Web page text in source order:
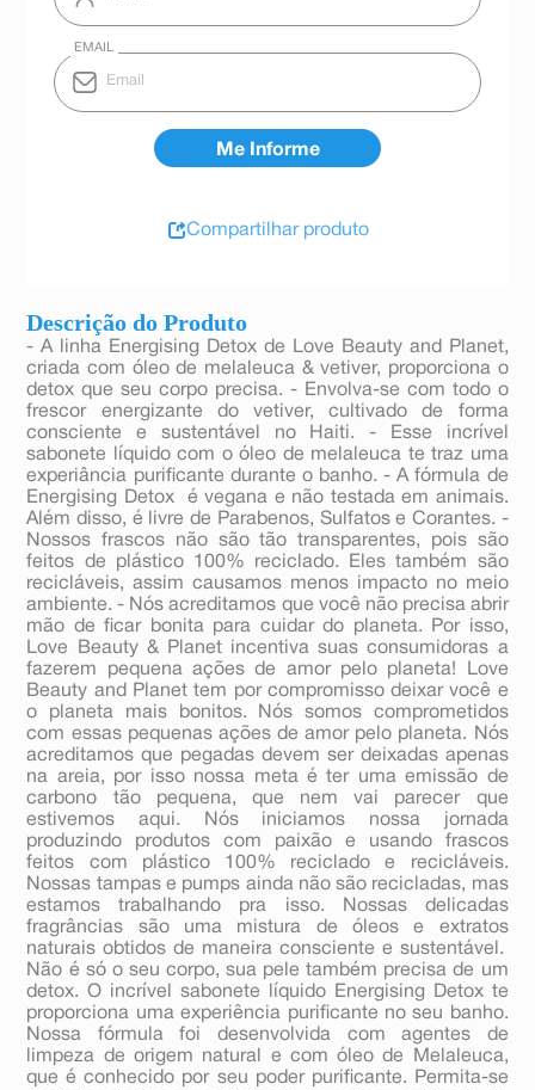
Descrição do Produto
- A linha Energising Detox de Love Beauty and Planet,
criada com óleo de melaleuca & vetiver, proporciona o
detox que seu corpo precisa. - Envolva-se com todo o
frescor energizante do vetiver, cultivado de forma
consciente e sustentável no Haiti. - Esse incrível
sabonete líquido com o óleo de melaleuca te traz uma
experiância purificante durante o banho. - A fórmula de
Energising Detox é vegana e não testada em animais.
Além disso, é livre de Parabenos, Sulfatos e Corantes. -
Nossos frascos não são tão transparentes, pois são
feitos de plástico 100% reciclado. Eles também são
recicláveis, assim causamos menos impacto no meio
ambiente. - Nós acreditamos que você não precisa abrir
mão de ficar bonita para cuidar do planeta. Por isso,
Love Beauty & Planet incentiva suas consumidoras a
fazerem pequena ações de amor pelo planeta! Love
Beauty and Planet tem por compromisso deixar você e
o planeta mais bonitos. Nós somos comprometidos
com essas pequenas ações de amor pelo planeta. Nós
acreditamos que pegadas devem ser deixadas apenas
na areia, por isso nossa meta é ter uma emissão de
carbono tão pequena, que nem vai parecer que
estivemos aqui. Nós iniciamos nossa jornada
produzindo produtos com paixão e usando frascos
feitos com plástico 100% reciclado e recicláveis.
Nossas tampas e pumps ainda não são recicladas, mas
estamos trabalhando pra isso. Nossas delicadas
fragrâncias são uma mistura de óleos e extratos
naturais obtidos de maneira consciente e sustentável.
Não é só o seu corpo, sua pele também precisa de um
detox. O incrível sabonete líquido Energising Detox te
proporciona uma experiência purificante no seu banho.
Nossa fórmula foi desenvolvida com agentes de
limpeza de origem natural e com óleo de Melaleuca,
que é conhecido por seu poder purificante. Permita-se
Compartilhar produto